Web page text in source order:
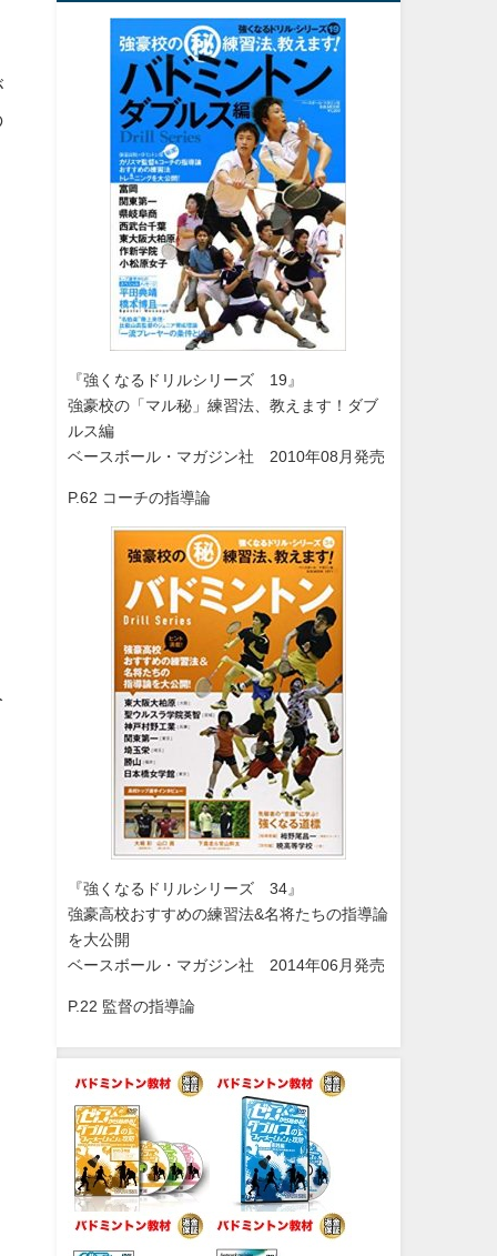
『強くなるドリルシリーズ 19』
強豪校の「マル秘」練習法、教えます！ダブ
ルス編
ベースボール・マガジン社 2010年08月発売
P.62 コーチの指導論
『強くなるドリルシリーズ 34』
強豪高校おすすめの練習法&名将たちの指導論
を大公開
ベースボール・マガジン社 2014年06月発売
P.22 監督の指導論